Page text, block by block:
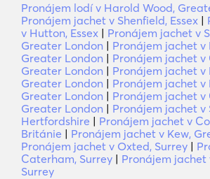
Pronájem lodí v Harold Wood,
Pronájem jachet v Shenfield, Essex |
v Hutton, Essex | Pronájem jachet v
Greater London | Pronájem jachet v
Greater London | Pronájem jachet v
Greater London | Pronájem jachet v
Greater London | Pronájem jachet v
Greater London | Pronájem jachet v
Greater London | Pronájem jachet v
Hertfordshire | Pronájem jachet v
Británie | Pronájem jachet v Kew,
Pronájem jachet v Oxted, Surrey |
Caterham, Surrey | Pronájem jachet
Surrey